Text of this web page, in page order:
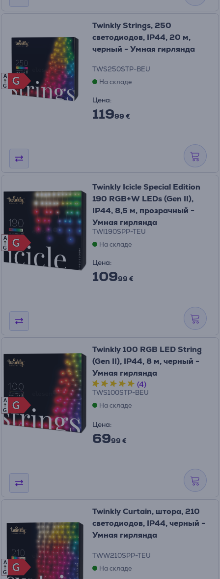
G
G
A
G
Twinkly Strings, 250
светодиодов, IP44, 20 м,
черный - Умная гирлянда
TWS250STP-BEU
На складе
Цена:
11999 €
G
G
A
G
Twinkly Icicle Special Edition
190 RGB+W LEDs (Gen II),
IP44, 8,5 м, прозрачный -
Умная гирлянда
TWI190SPP-TEU
На складе
Цена:
10999 €
G
G
A
G
Twinkly 100 RGB LED String
(Gen II), IP44, 8 м, черный -
Умная гирлянда
(4)
TWS100STP-BEU
На складе
Цена:
6999 €
G
G
A
G
Twinkly Curtain, штора, 210
светодиодов, IP44, черный -
Умная гирлянда
TWW210SPP-TEU
На складе